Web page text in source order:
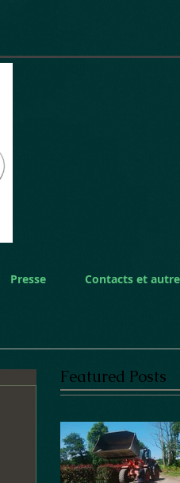
Presse Contacts et
Featured Posts